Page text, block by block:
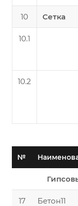
10 Сетка
10.1
10.2
№
17 Бетон11